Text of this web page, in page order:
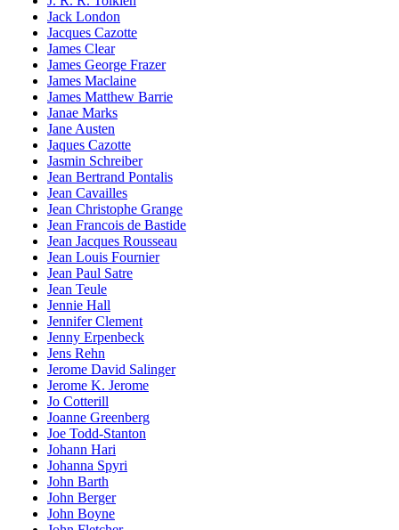
Jack London
Jacques Cazotte
James Clear
James George Frazer
James Maclaine
James Matthew Barrie
Janae Marks
Jane Austen
Jaques Cazotte
Jasmin Schreiber
Jean Bertrand Pontalis
Jean Cavailles
Jean Christophe Grange
Jean Francois de Bastide
Jean Jacques Rousseau
Jean Louis Fournier
Jean Paul Satre
Jean Teule
Jennie Hall
Jennifer Clement
Jenny Erpenbeck
Jens Rehn
Jerome David Salinger
Jerome K. Jerome
Jo Cotterill
Joanne Greenberg
Joe Todd-Stanton
Johann Hari
Johanna Spyri
John Barth
John Berger
John Boyne